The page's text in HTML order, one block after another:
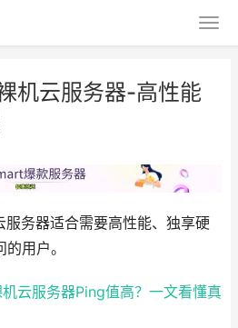
机云服务器-高性能
务器适合需要高性能、独享硬
用户。
云服务器Ping值高？一文看懂真